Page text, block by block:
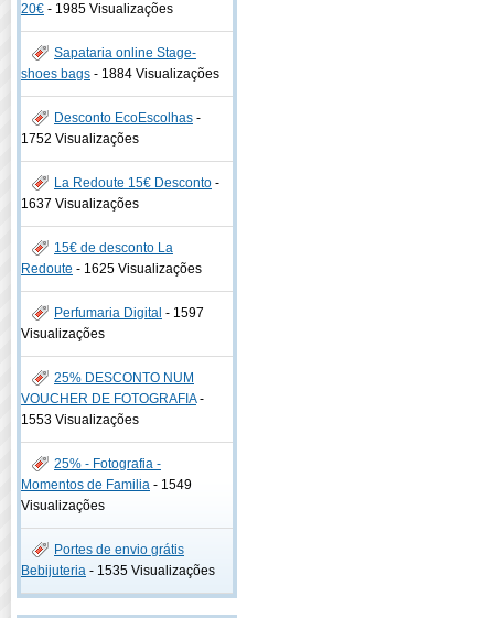
20€ - 1985 Visualizações
Sapataria online Stage-
shoes bags - 1884 Visualizações
Desconto EcoEscolhas -
1752 Visualizações
La Redoute 15€ Desconto -
1637 Visualizações
15€ de desconto La
Redoute - 1625 Visualizações
Perfumaria Digital - 1597
Visualizações
25% DESCONTO NUM
VOUCHER DE FOTOGRAFIA-
1553 Visualizações
25% - Fotografia -
Momentos de Familia - 1549
Visualizações
Portes de envio grátis
Bebijuteria - 1535 Visualizações